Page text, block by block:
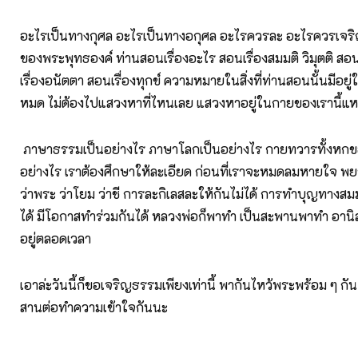
อะไรเป็นทางกุศล อะไรเป็นทางอกุศล อะไรควรละ อะไรควรเจ
ของพระพุทธองค์ ท่านสอนเรื่องอะไร สอนเรื่องสมมติ วิมุตติ สอ
เรื่องอนัตตา สอนเรื่องทุกข์ ความหมายในสิ่งที่ท่านสอนนั้นมีอยู่
หมด ไม่ต้องไปแสวงหาที่ไหนเลย แสวงหาอยู่ในกายของเรานี้แ
ภาษาธรรมเป็นอย่างไร ภาษาโลกเป็นอย่างไร กายทวารทั้งหก
อย่างไร เราต้องศึกษาให้ละเอียด ก่อนที่เราจะหมดลมหายใจ พ
ว่าพระ ว่าโยม ว่าชี การละกิเลสละให้กันไม่ได้ การทำบุญทางส
ได้ มีโอกาสทำร่วมกันได้ หลวงพ่อก็พาทำ เป็นสะพานพาทำ อา
อยู่ตลอดเวลา
เอาล่ะวันนี้ก็ขอเจริญธรรมเพียงเท่านี้ พากันไหว้พระพร้อม ๆ กั
สานต่อทำความเข้าใจกันนะ